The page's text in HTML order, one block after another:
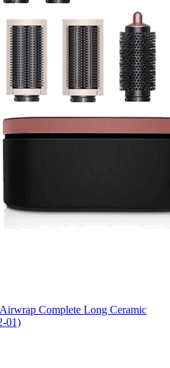
Complete Long Ceramic
01)